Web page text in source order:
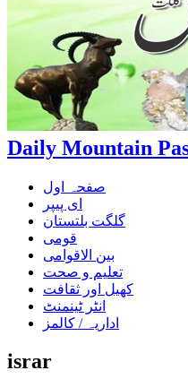
Daily Mountain
صفحہ اول
ای پیپر
گلگت بلتستان
قومی
بین الاقوامی
تعلیم و صحت
کھیل اور ثقافت
انٹر ٹینمنٹ
اداریہ / کالمز
israr